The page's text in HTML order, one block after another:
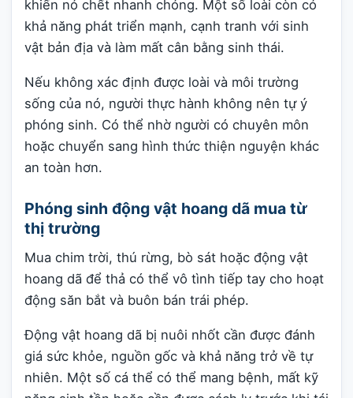
khiến nó chết nhanh chóng. Một số loài còn có
khả năng phát triển mạnh, cạnh tranh với sinh
vật bản địa và làm mất cân bằng sinh thái.
Nếu không xác định được loài và môi trường
sống của nó, người thực hành không nên tự ý
phóng sinh. Có thể nhờ người có chuyên môn
hoặc chuyển sang hình thức thiện nguyện khác
an toàn hơn.
Phóng sinh động vật hoang dã mua từ
thị trường
Mua chim trời, thú rừng, bò sát hoặc động vật
hoang dã để thả có thể vô tình tiếp tay cho hoạt
động săn bắt và buôn bán trái phép.
Động vật hoang dã bị nuôi nhốt cần được đánh
giá sức khỏe, nguồn gốc và khả năng trở về tự
nhiên. Một số cá thể có thể mang bệnh, mất kỹ